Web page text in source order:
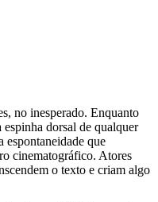
no inesperado. Enquanto
espinha dorsal de qualquer
espontaneidade que
cinematográfico. Atores
o texto e criam algo